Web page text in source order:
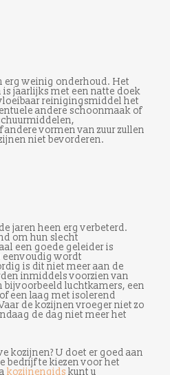
erg weinig onderhoud. Het
jaarlijks met een natte doek
reinigingsmiddel het
andere schoonmaak of
vormen van zuur zullen
niet bevorderen.
jaren heen erg verbeterd.
om hun slecht
een goede geleider is
eenvoudig wordt
is dit niet meer aan de
inmiddels voorzien van
bijvoorbeeld luchtkamers, een
een laag met isolerend
de kozijnen vroeger niet zo
de dag niet meer het
kozijnen? U doet er goed aan
bedrijf te kiezen voor het
kozijnengids kunt u